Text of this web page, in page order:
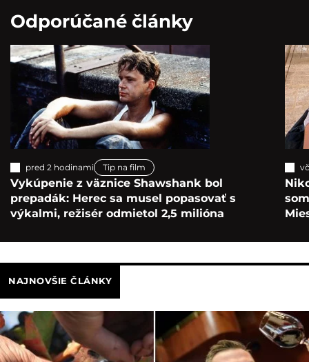
Odporúčané články
pred 2 hodinami Tip na film
Vykúpenie z väznice Shawshank bol
prepadák: Herec sa musel popasovať s
výkalmi, režisér odmietol 2,5 milióna
NAJNOVŠIE ČLÁNKY